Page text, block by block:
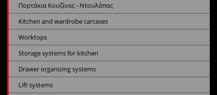
Πορτάκια Κουζίνας - Ντουλάπας
Kitchen and wardrobe carcases
Worktops
Storage systems for kitchen
Drawer organizing systems
Lift systems